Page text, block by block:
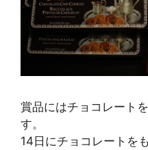
賞品にはチョコレート
す。
14日にチョコレートを